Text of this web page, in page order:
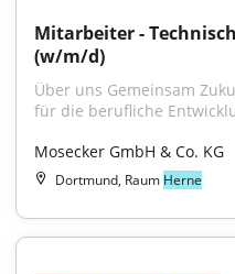
Mitarbeiter -
(w/m/d)
Über uns Gemeinsam
für die berufliche
Mosecker GmbH & Co. KG
Dortmund, Raum Herne